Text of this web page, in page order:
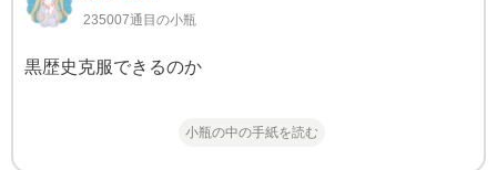
235007通目の小瓶
黒歴史克服できるのか
小瓶の中の手紙を読む